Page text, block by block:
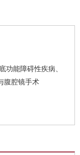
腹腔镜手术